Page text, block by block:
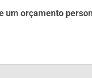
um orçamento